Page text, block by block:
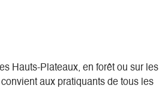
Hauts-Plateaux, en forêt ou sur les
aux pratiquants de tous les